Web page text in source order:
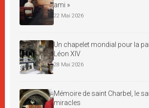
ami »
22 Mai 2026
Un chapelet mondial pour la
Léon XIV
28 Mai 2026
Mémoire de saint Charbel, le
miracles